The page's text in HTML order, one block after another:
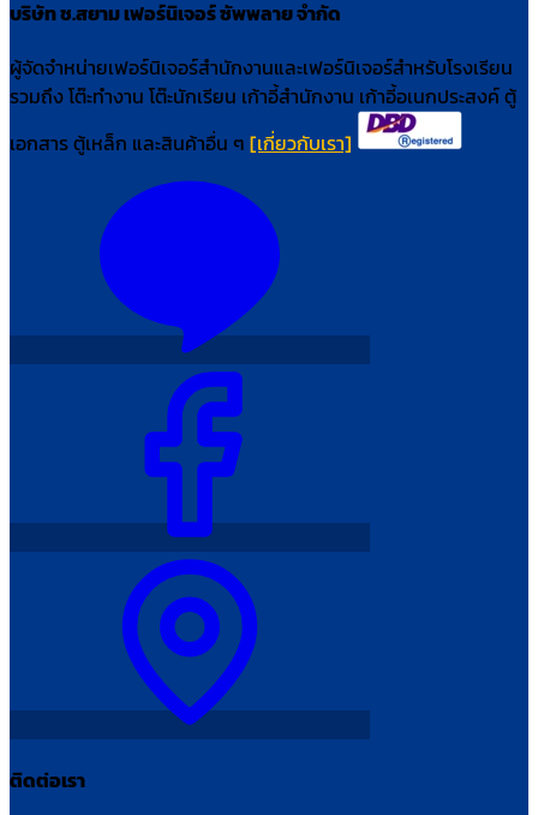
บริษัท ช.สยาม เฟอร์นิเจอร์ ซัพพลาย จำกัด
ผู้จัดจำหน่ายเฟอร์นิเจอร์สำนักงานและเฟอร์นิเจอร์สำหรับโรงเรียน
รวมถึง โต๊ะทำงาน โต๊ะนักเรียน เก้าอี้สำนักงาน เก้าอี้อเนกประสงค์ ตู้
เอกสาร ตู้เหล็ก และสินค้าอื่น ๆ [เกี่ยวกับเรา]
ติดต่อเรา